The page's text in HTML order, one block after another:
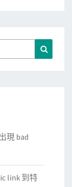
現 bad
link 到特